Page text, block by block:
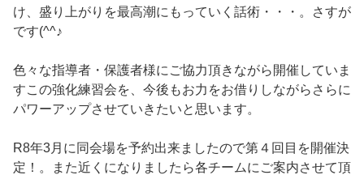
け、盛り上がりを最高潮にもっていく話術・・・。さすが
です(^^♪
色々な指導者・保護者様にご協力頂きながら開催していま
すこの強化練習会を、今後もお力をお借りしながらさらに
パワーアップさせていきたいと思います。
R8年3月に同会場を予約出来ましたので第４回目を開催決
定！。また近くになりましたら各チームにご案内させて頂